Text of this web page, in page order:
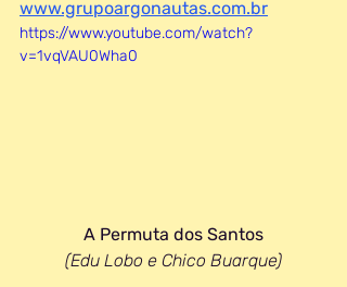
www.grupoargonautas.com.br
https://www.youtube.com/watch?
v=1vqVAU0Wha0
A Permuta dos Santos
(Edu Lobo e Chico Buarque)